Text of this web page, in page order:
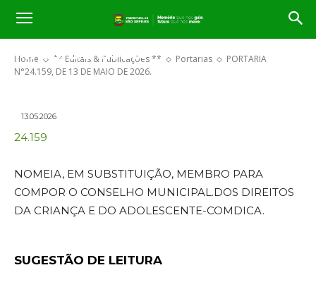
Home ** Editais & Publicações ** Portarias
PORTARIA
N°24.159, DE 13 DE MAIO DE 2026.
PORTARIA N°24.159, DE 13 DE
MAIO DE 2026.
13.05.2026
24.159
NOMEIA, EM SUBSTITUIÇÃO, MEMBRO PARA
COMPOR O CONSELHO MUNICIPAL.DOS DIREITOS
DA CRIANÇA E DO ADOLESCENTE-COMDICA.
SUGESTÃO DE LEITURA